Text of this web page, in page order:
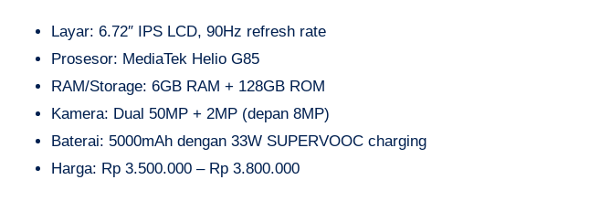
Layar: 6.72″ IPS LCD, 90Hz refresh rate
Prosesor: MediaTek Helio G85
RAM/Storage: 6GB RAM + 128GB ROM
Kamera: Dual 50MP + 2MP (depan 8MP)
Baterai: 5000mAh dengan 33W SUPERVOOC charging
Harga: Rp 3.500.000 – Rp 3.800.000